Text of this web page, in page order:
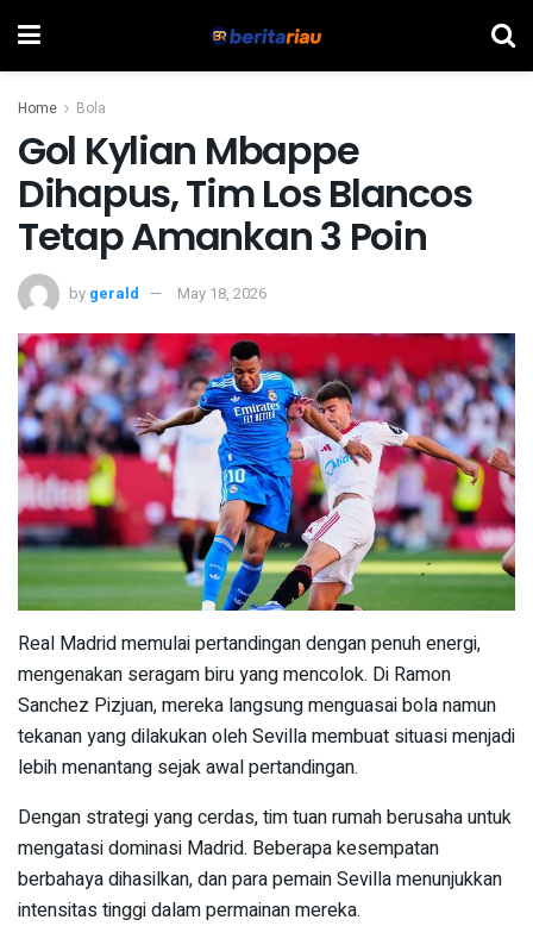
Home Bola
Gol Kylian Mbappe
Dihapus, Tim Los Blancos
Tetap Amankan 3 Poin
by gerald May 18, 2026
Real Madrid memulai pertandingan dengan penuh energi,
mengenakan seragam biru yang mencolok. Di Ramon
Sanchez Pizjuan, mereka langsung menguasai bola namun
tekanan yang dilakukan oleh Sevilla membuat situasi menjadi
lebih menantang sejak awal pertandingan.
Dengan strategi yang cerdas, tim tuan rumah berusaha untuk
mengatasi dominasi Madrid. Beberapa kesempatan
berbahaya dihasilkan, dan para pemain Sevilla menunjukkan
intensitas tinggi dalam permainan mereka.